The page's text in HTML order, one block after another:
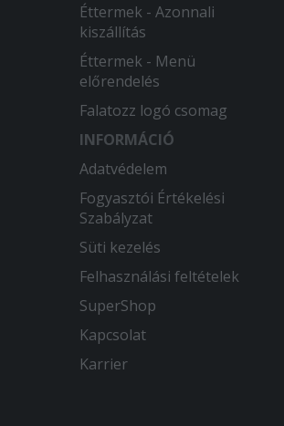
Éttermek - Azonnali
kiszállítás
Éttermek - Menü
előrendelés
Falatozz logó csomag
INFORMÁCIÓ
Adatvédelem
Fogyasztói Értékelési
Szabályzat
Süti kezelés
Felhasználási feltételek
SuperShop
Kapcsolat
Karrier